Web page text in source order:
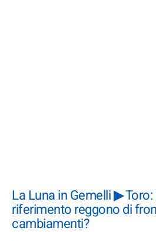
La Luna in Gemelli ▶
riferimento reggono di
cambiamenti?